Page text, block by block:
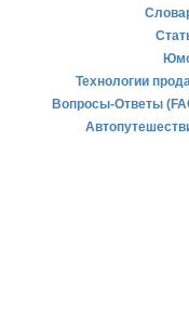
Технологии
Вопросы-Ответы